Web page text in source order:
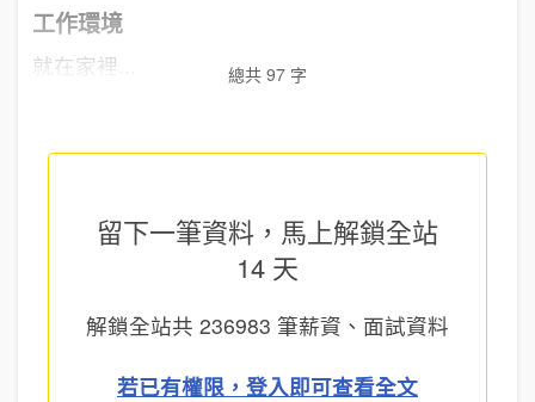
工作環境
就在家裡... 總共 97 字
留下一筆資料，馬上解鎖全站
14 天
解鎖全站共 236983 筆薪資、面試資料
若已有權限，登入即可查看全文